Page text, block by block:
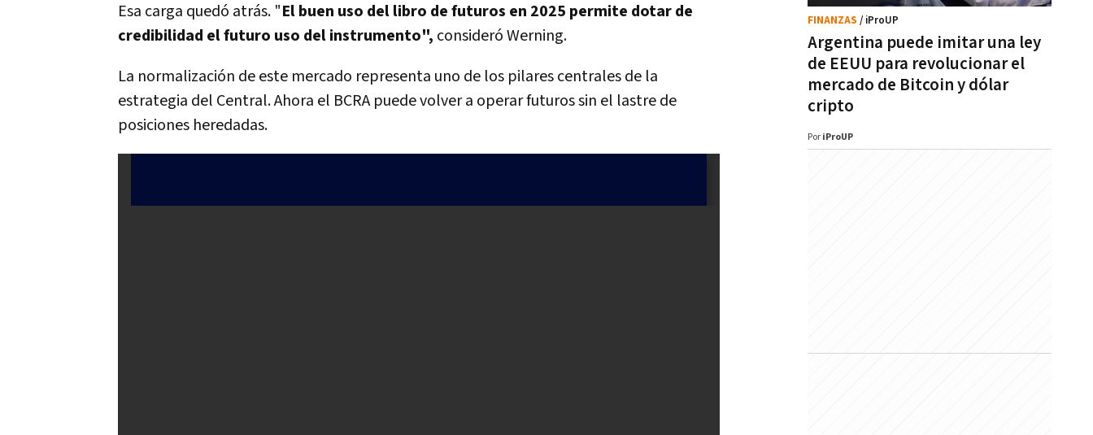
Esa carga quedó atrás. "El buen uso del libro de futuros en 2025 permite dotar de
credibilidad el futuro uso del instrumento", consideró Werning.
La normalización de este mercado representa uno de los pilares centrales de la
estrategia del Central. Ahora el BCRA puede volver a operar futuros sin el lastre de
posiciones heredadas.
Argentina puede imitar una ley
de EEUU para revolucionar el
mercado de Bitcoin y dólar
cripto
FINANZAS / iProUP
Por iProUP